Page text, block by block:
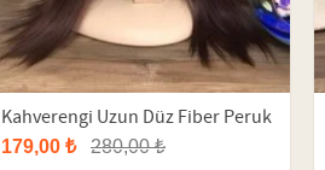
Kahverengi Uzun Düz Fiber Peruk
179,00 ₺ 280,00 ₺